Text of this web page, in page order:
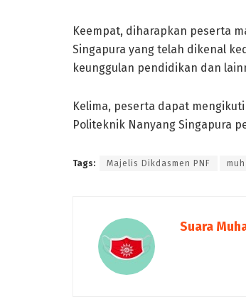
Keempat, diharapkan peserta
Singapura yang telah dikenal
keunggulan pendidikan dan
Kelima, peserta dapat
Politeknik Nanyang Singapura
Tags: Majelis Dikdasmen PNF
Suara